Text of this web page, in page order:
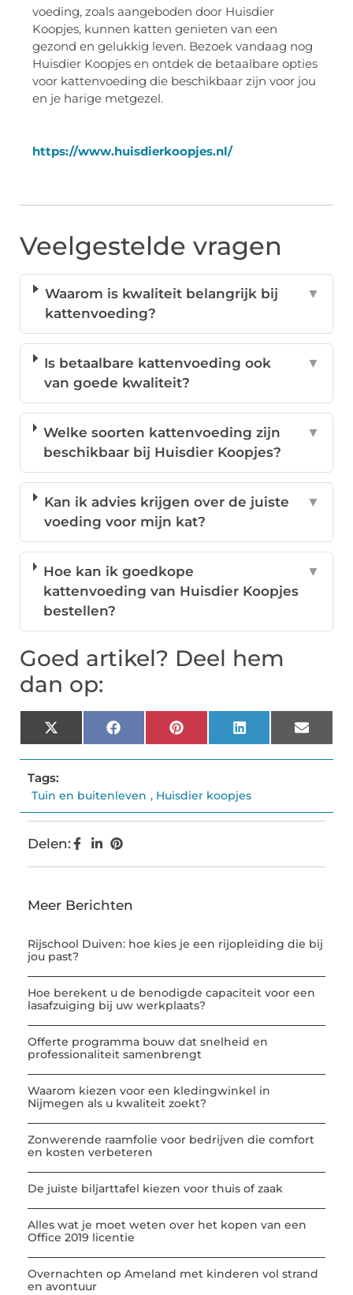
voeding, zoals aangeboden door Huisdier
Koopjes, kunnen katten genieten van een
gezond en gelukkig leven. Bezoek vandaag nog
Huisdier Koopjes en ontdek de betaalbare opties
voor kattenvoeding die beschikbaar zijn voor jou
en je harige metgezel.
https://www.huisdierkoopjes.nl/
Veelgestelde vragen
Waarom is kwaliteit belangrijk bij
kattenvoeding?
▼
Is betaalbare kattenvoeding ook
van goede kwaliteit?
▼
Welke soorten kattenvoeding zijn
beschikbaar bij Huisdier Koopjes?
▼
Kan ik advies krijgen over de juiste
voeding voor mijn kat?
▼
Hoe kan ik goedkope
kattenvoeding van Huisdier Koopjes
bestellen?
▼
Goed artikel? Deel hem
dan op:
X
(Twitter)
FacebookPinterestLinkedInEmail
Tags:
Tuin en buitenleven , Huisdier koopjes
Delen:
Meer Berichten
Rijschool Duiven: hoe kies je een rijopleiding die bij
jou past?
Hoe berekent u de benodigde capaciteit voor een
lasafzuiging bij uw werkplaats?
Offerte programma bouw dat snelheid en
professionaliteit samenbrengt
Waarom kiezen voor een kledingwinkel in
Nijmegen als u kwaliteit zoekt?
Zonwerende raamfolie voor bedrijven die comfort
en kosten verbeteren
De juiste biljarttafel kiezen voor thuis of zaak
Alles wat je moet weten over het kopen van een
Office 2019 licentie
Overnachten op Ameland met kinderen vol strand
en avontuur